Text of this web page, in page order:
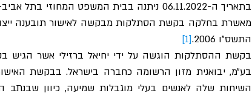
התשס״ו 2006.
[1]